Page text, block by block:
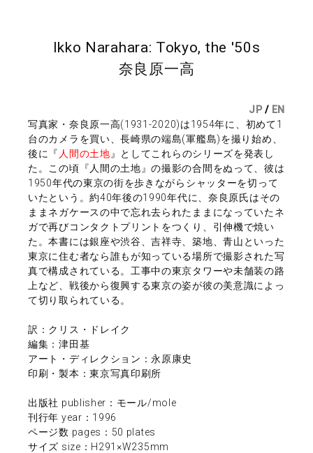
Ikko Narahara: Tokyo, the '50s
奈良原一高
JP / EN
写真家・奈良原一高(1931-2020)は1954年に、初めて1
台のカメラを買い、長崎県の端島(軍艦島)を撮り始め、
後に『 人間の土地 』としてこれらのシリーズを発表し
た。この頃『人間の土地』の撮影の合間をぬって、彼は
1950年代の東京の街を歩きながらシャッターを切って
いたという。約40年後の1990年代に、奈良原氏はその
ままネガケースの中で忘れ去られたままになっていたネ
ガで再びコンタクトプリントをつくり、引伸機で焼い
た。本書には銀座や渋谷、吉祥寺、築地、青山といった
東京に住む者なら誰もが知っている場所で撮影された写
真で構成されている。工事中の東京タワーや未舗装の路
上など、戦後から復興する東京の姿が彼の美意識によっ
て切り取られている。
訳：クリス・ドレイク
編集：津田基
アート・ディレクション：永原康史
印刷・製本：東京写真印刷所
出版社 publisher：モール/mole
刊行年 year：1996
ページ数 pages：50 plates
サイズ size：H291×W235mm